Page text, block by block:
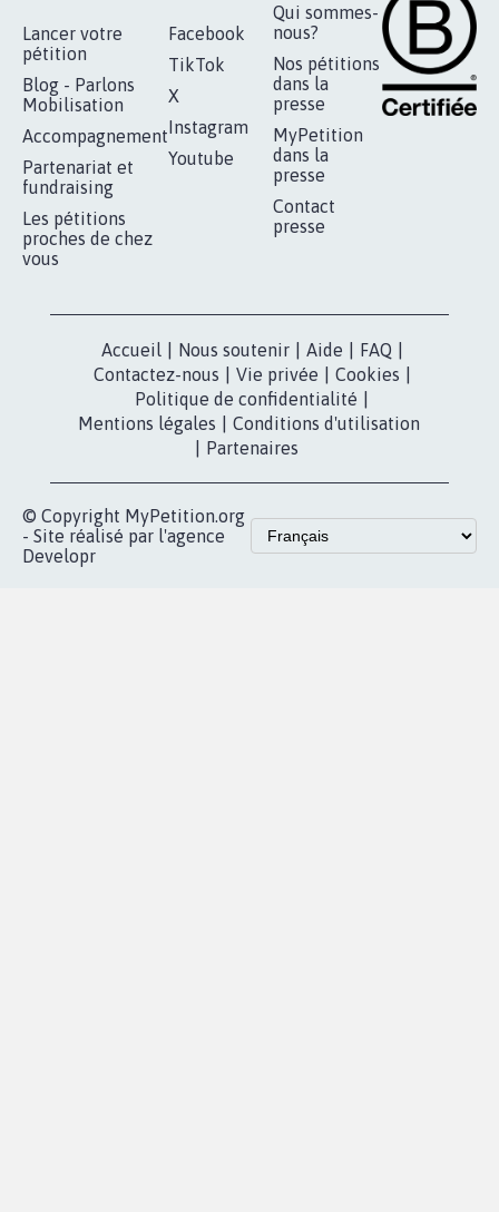
Lancer votre
pétition
Blog - Parlons
Mobilisation
Accompagnement
Partenariat et
fundraising
Les pétitions
proches de chez
vous
Facebook
TikTok
X
Instagram
Youtube
Qui sommes-
nous?
Nos pétitions
dans la
presse
MyPetition
dans la
presse
Contact
presse
Accueil Nous soutenir Aide FAQ
Contactez-nous
Vie privée Cookies
Politique de confidentialité
Mentions légales
Conditions d'utilisation
Partenaires
© Copyright MyPetition.org
- Site réalisé par l'agence
Developr